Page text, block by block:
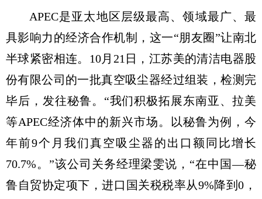
APEC是亚太地区层级最高、领域最广、最
具影响力的经济合作机制，这一“朋友圈”让南北
半球紧密相连。10月21日，江苏美的清洁电器股
份有限公司的一批真空吸尘器经过组装，检测完
毕后，发往秘鲁。“我们积极拓展东南亚、拉美
等APEC经济体中的新兴市场。以秘鲁为例，今
年前9个月我们真空吸尘器的出口额同比增长
70.7%。”该公司关务经理梁雯说，“在中国—秘
鲁自贸协定项下，进口国关税税率从9%降到0，